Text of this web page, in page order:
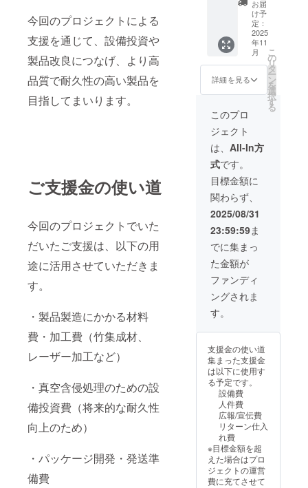
今回のプロジェクトによる
支援を通じて、設備投資や
製品改良につなげ、より高
品質で耐久性の高い製品を
目指してまいります。
ご支援金の使い道
今回のプロジェクトでいた
だいたご支援は、以下の用
途に活用させていただきま
す。
・製品製造にかかる材料
費・加工費（竹集成材、
レーザー加工など）
・真空含侵処理のための設
備投資費（将来的な耐久性
向上のため）
・パッケージ開発・発送準
備費
落とし
たりぶ
つけた
りする
と割れ
るリス
ります
のでお
にご注
意をお
願いい
たしま
す。 ※
早割プ
ランと
の併用
はでき
ませ
ん。
完成品
※スタン
ドは
「iron.
welding
.factory
アン
ティー
鍮製ス
タンド
です。
台座は
一つ一
つ手で
削り、
ワトコ
オイル
で仕上
げてい
ます。
※可能な
限り自
然の風
合いを
残すた
ティン
グ等は
してお
りませ
ん。屋
外で使
用の場
合は湿
度や気
温によ
り反り
が出る
可能性
がござ
150g 材
質：国
産竹集
成材
（高知
県産）
加工方
法：
工＋手
よる組
立 対応
機種：
Goal
Zero
Micro
Flash
専用設
形式：
完成品
※可能な
限り自
然の風
合いを
残すた
ティン
グ等は
してお
りませ
ん。屋
外で使
用の場
合は湿
度や気
温によ
り反り
が出る
可能性
がござ
径 約
17cm ×
高さ 約
13cm
スタ
ンド込
約20㎝×
高さ約
28㎝ 重
量：150
ｇ 材
質：国
産竹集
成材
（高知
県産）
加工方
法：
レー
ザー加
工＋手
作業に
よる組
立 対応
機種：
Micro
Flash
専用設
計 提供
形式：
完成品
※本体
（Goal
Zero
Micro
Flash）
は市販
の新品
を正規
ぼっく
り＋
Goal
Zero本
体＋ス
タン
ド）を5
セット
まとめ
た法
人・店
舗様向
けの特
別プラ
ンで
す。ギ
フトや
プレミ
アムな
ノベル
ティと
しても
活用い
ただけ
ます。
【製品
仕様】
ぼっく
セット
数量：5
セット
サイ
ズ：直
径 約
17cm ×
高さ 約
スタ
ンド込
み 幅
お届
け予
定：
2025
年11
月
詳細を見る
こ
の
リ
タ
ー
ン
を
選
択
す
る
このプロ
ジェクト
は、 All-In方
式です。
目標金額に
関わらず、
2025/08/31
23:59:59ま
でに集まっ
た金額が
ファンディ
ングされま
す。
支援金の使い道
集まった支援金
は以下に使用す
る予定です。
設備費
人件費
広報/宣伝費
リターン仕入
れ費
※目標金額を超
えた場合はプロ
ジェクトの運営
費に充てさせて